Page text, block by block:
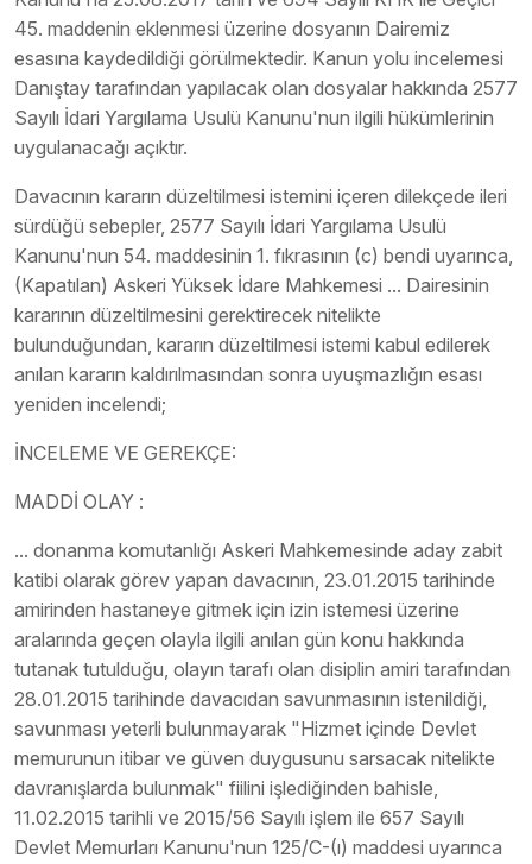
45. maddenin eklenmesi üzerine dosyanın Dairemiz
esasına kaydedildiği görülmektedir. Kanun yolu incelemesi
Danıştay tarafından yapılacak olan dosyalar hakkında 2577
Sayılı İdari Yargılama Usulü Kanunu'nun ilgili hükümlerinin
uygulanacağı açıktır.
Davacının kararın düzeltilmesi istemini içeren dilekçede ileri
sürdüğü sebepler, 2577 Sayılı İdari Yargılama Usulü
Kanunu'nun 54. maddesinin 1. fıkrasının (c) bendi uyarınca,
(Kapatılan) Askeri Yüksek İdare Mahkemesi ... Dairesinin
kararının düzeltilmesini gerektirecek nitelikte
bulunduğundan, kararın düzeltilmesi istemi kabul edilerek
anılan kararın kaldırılmasından sonra uyuşmazlığın esası
yeniden incelendi;
İNCELEME VE GEREKÇE:
MADDİ OLAY :
... donanma komutanlığı Askeri Mahkemesinde aday zabit
katibi olarak görev yapan davacının, 23.01.2015 tarihinde
amirinden hastaneye gitmek için izin istemesi üzerine
aralarında geçen olayla ilgili anılan gün konu hakkında
tutanak tutulduğu, olayın tarafı olan disiplin amiri tarafından
28.01.2015 tarihinde davacıdan savunmasının istenildiği,
savunması yeterli bulunmayarak "Hizmet içinde Devlet
memurunun itibar ve güven duygusunu sarsacak nitelikte
davranışlarda bulunmak" fiilini işlediğinden bahisle,
11.02.2015 tarihli ve 2015/56 Sayılı işlem ile 657 Sayılı
Devlet Memurları Kanunu'nun 125/C-(ı) maddesi uyarınca